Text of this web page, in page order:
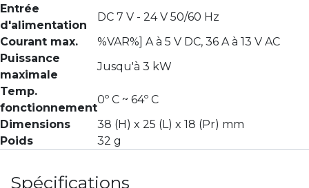
Entrée
d'alimentation
DC 7 V - 24 V 50/60 Hz
Courant max.
%VAR%] A à 5 V DC, 36 A à 13 V AC
Puissance
maximale
Jusqu'à 3 kW
Temp.
fonctionnement
0º C ~ 64º C
Dimensions
38 (H) x 25 (L) x 18 (Pr) mm
Poids
32 g
Spécifications